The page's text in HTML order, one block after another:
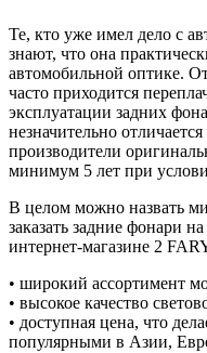
Те, кто уже имел дело с
знают, что она
автомобильной оптике.
часто приходится
эксплуатации задних
незначительно
производители
минимум 5 лет при
В целом можно назвать
заказать задние фонари
интернет-магазине 2
• широкий ассортимент
• высокое качество
• доступная цена, что
популярными в Азии,